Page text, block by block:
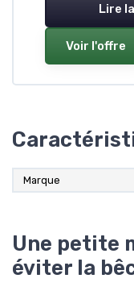
Lire
Voir l'offre
Marque
Une petite
éviter la